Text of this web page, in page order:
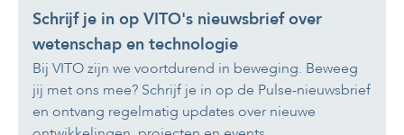
Schrijf je in op VITO's nieuwsbrief over
wetenschap en technologie
Bij VITO zijn we voortdurend in beweging. Beweeg
jij met ons mee? Schrijf je in op de Pulse-nieuwsbrief
en ontvang regelmatig updates over nieuwe